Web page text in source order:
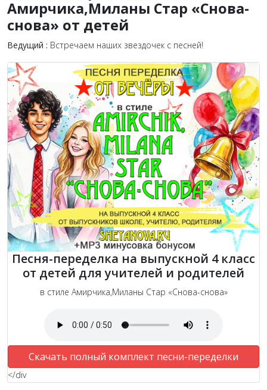
Амирчика,Миланы Стар «Снова-
снова» от детей
Ведущий : Встречаем наших звездочек с песней!
Песня-переделка на выпускной 4 класс
от детей для учителей и родителей
в стиле Амирчика,Миланы Стар «Снова-снова»
Скачать полный комплект песни-переделки
</div